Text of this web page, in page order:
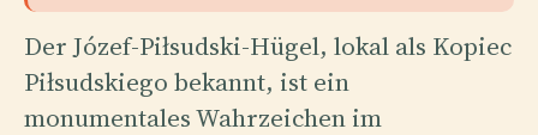
Der Józef-Piłsudski-Hügel, lokal als Kopiec
Piłsudskiego bekannt, ist ein
monumentales Wahrzeichen im